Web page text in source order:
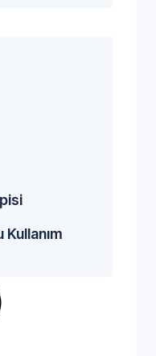
Kullanım